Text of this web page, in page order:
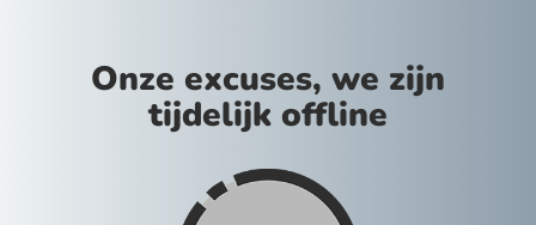
Onze excuses, we zijn
tijdelijk offline